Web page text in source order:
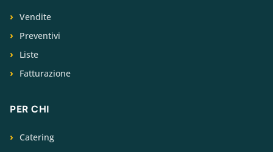
Vendite
Preventivi
Liste
Fatturazione
PER CHI
Catering